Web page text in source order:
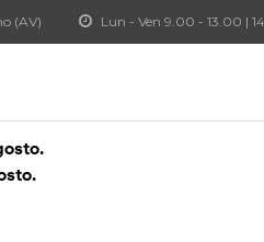
(AV) Lun - Ven 9.00 - 13.00 |